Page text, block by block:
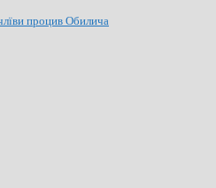
процив Обилича